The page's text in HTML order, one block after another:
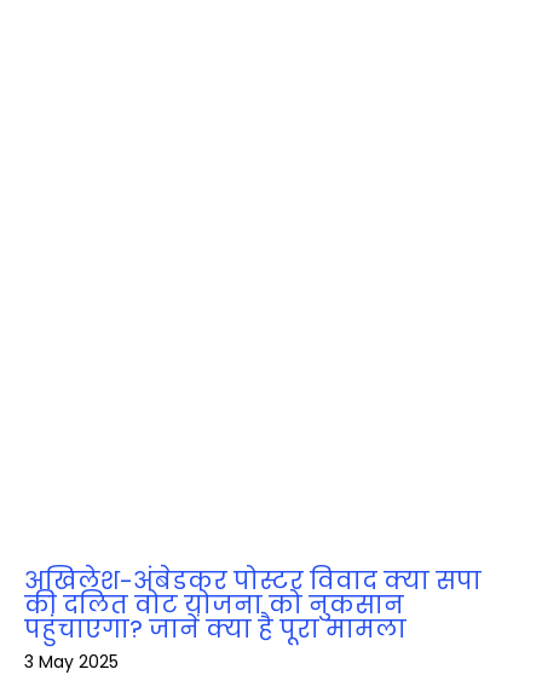
अखिलेश-अंबेडकर पोस्टर विवाद क्या सपा
की दलित वोट योजना को नुकसान
पहुंचाएगा? जानें क्या है पूरा मामला
3 May 2025